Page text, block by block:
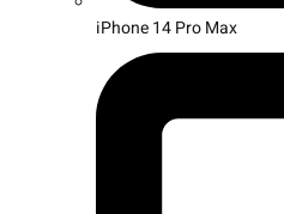
iPhone 14 Pro Max